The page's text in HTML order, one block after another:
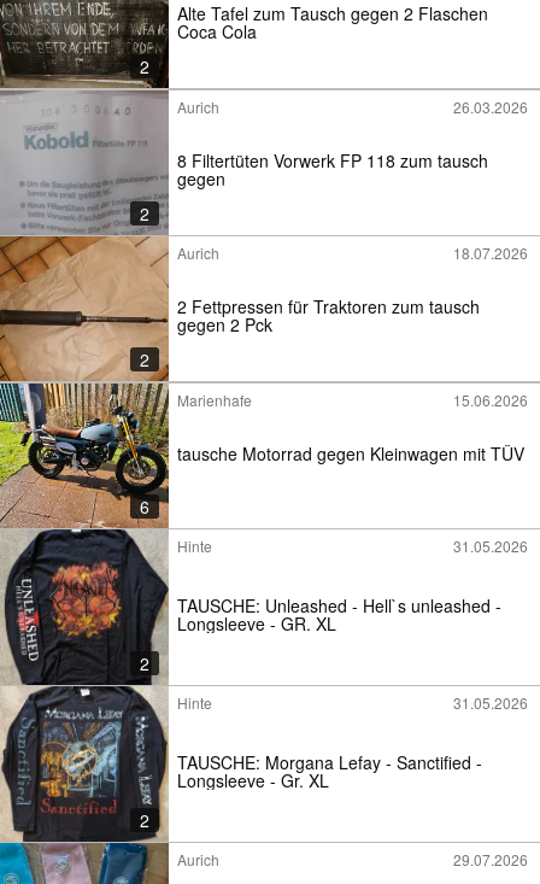
2
Alte Tafel zum Tausch gegen 2 Flaschen
Coca Cola
2
Aurich 26.03.2026
8 Filtertüten Vorwerk FP 118 zum tausch
gegen
2
Aurich 18.07.2026
2 Fettpressen für Traktoren zum tausch
gegen 2 Pck
6
Marienhafe 15.06.2026
tausche Motorrad gegen Kleinwagen mit TÜV
2
Hinte 31.05.2026
TAUSCHE: Unleashed - Hell`s unleashed -
Longsleeve - GR. XL
2
Hinte 31.05.2026
TAUSCHE: Morgana Lefay - Sanctified -
Longsleeve - Gr. XL
Aurich 29.07.2026